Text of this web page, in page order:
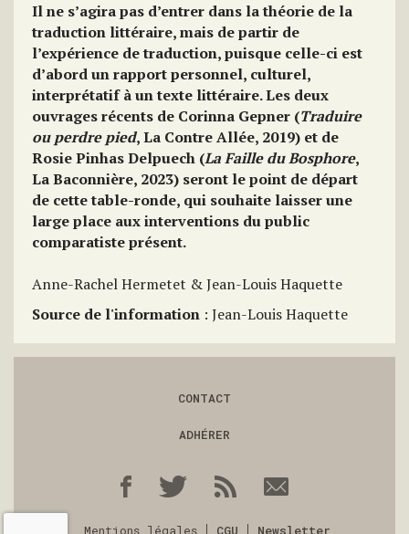
Il ne s’agira pas d’entrer dans la théorie de la
traduction littéraire, mais de partir de
l’expérience de traduction, puisque celle-ci est
d’abord un rapport personnel, culturel,
interprétatif à un texte littéraire. Les deux
ouvrages récents de Corinna Gepner (Traduire
ou perdre pied, La Contre Allée, 2019) et de
Rosie Pinhas Delpuech (La Faille du Bosphore,
La Baconnière, 2023) seront le point de départ
de cette table-ronde, qui souhaite laisser une
large place aux interventions du public
comparatiste présent.
Anne-Rachel Hermetet & Jean-Louis Haquette
Source de l'information : Jean-Louis Haquette
CONTACT
ADHÉRER
Mentions légales CGU Newsletter